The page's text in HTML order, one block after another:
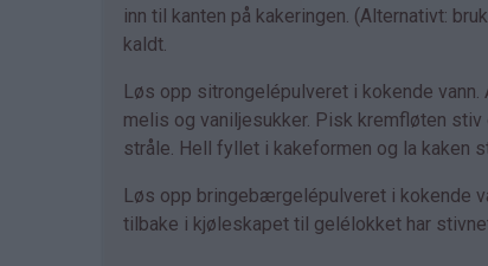
inn til kanten på kakeringen. (Alternativt:
kaldt.
Løs opp sitrongelépulveret i kokende
melis og vaniljesukker. Pisk kremfløten
stråle. Hell fyllet i kakeformen og la kaken
Løs opp bringebærgelépulveret i kokende
tilbake i kjøleskapet til gelélokket har